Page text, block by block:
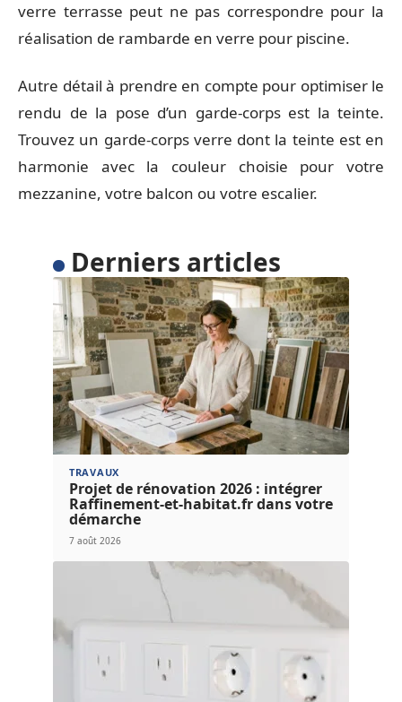
verre terrasse peut ne pas correspondre pour la
réalisation de rambarde en verre pour piscine.
Autre détail à prendre en compte pour optimiser le
rendu de la pose d’un garde-corps est la teinte.
Trouvez un garde-corps verre dont la teinte est en
harmonie avec la couleur choisie pour votre
mezzanine, votre balcon ou votre escalier.
Derniers articles
TRAVAUX
Projet de rénovation 2026 : intégrer
Raffinement-et-habitat.fr dans votre
démarche
7 août 2026